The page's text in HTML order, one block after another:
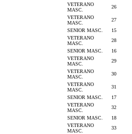
VETERANO
MASC.
26
VETERANO
MASC.
27
SENIOR MASC. 15
VETERANO
MASC.
28
SENIOR MASC. 16
VETERANO
MASC.
29
VETERANO
MASC.
30
VETERANO
MASC.
31
SENIOR MASC. 17
VETERANO
MASC.
32
SENIOR MASC. 18
VETERANO
MASC.
33